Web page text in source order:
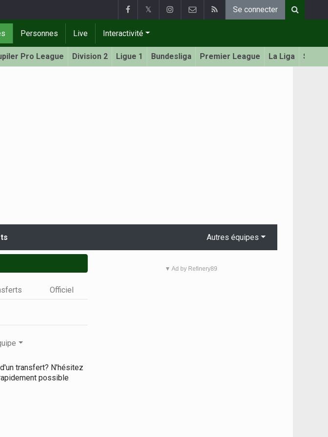
𝕏 Se connecter
Personnes Live Interactivité
Pro League Division 2 Ligue 1 Bundesliga Premier League La Liga Serie
Autres équipes
Officiel
transfert? N'hésitez
possible
▼ Ad by Refinery89